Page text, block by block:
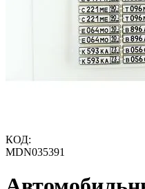
КОД:
MDN035391